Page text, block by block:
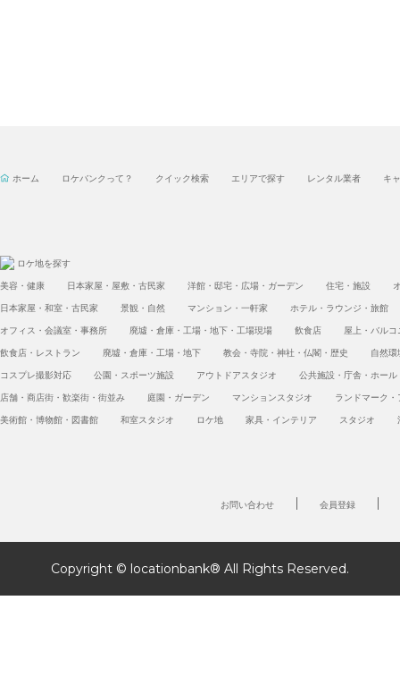
ホーム ロケバンクって？ クイック検索 エリアで探す レンタル業者 キ
ロケ地を探す
美容・健康
日本家屋・屋敷・古民家 洋館・邸宅・広場・ガーデン 住宅・施設
日本家屋・和室・古民家
景観・自然 マンション・一軒家
ホテル・ラウンジ・旅館
オフィス・会議室・事務所
廃墟・倉庫・工場・地下・工場現場 飲食店
屋上・バル
飲食店・レストラン
廃墟・倉庫・工場・地下 教会・寺院・神社・仏閣・歴史
自然環
コスプレ撮影対応
公園・スポーツ施設 アウトドアスタジオ
公共施設・庁舎・ホール
店舗・商店街・歓楽街・街並み
庭園・ガーデン マンションスタジオ
ランドマーク
美術館・博物館・図書館
和室スタジオ ロケ地 家具・インテリア スタジオ
お問い合わせ 会員登録
Copyright © locationbank® All Rights Reserved.